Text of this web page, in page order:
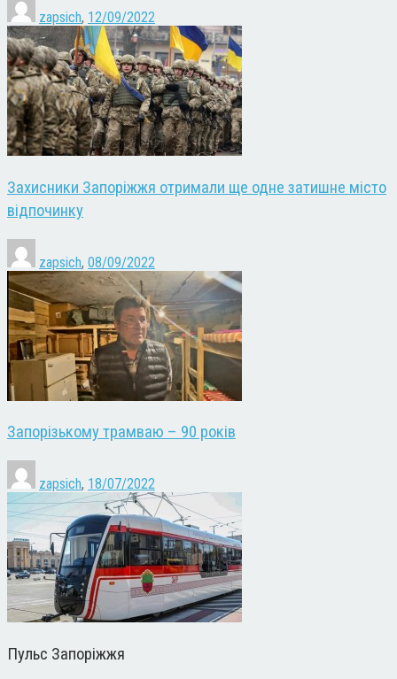
zapsich, 12/09/2022
Захисники Запоріжжя отримали ще одне затишне місто
відпочинку
zapsich, 08/09/2022
Запорізькому трамваю – 90 років
zapsich, 18/07/2022
Пульс Запоріжжя